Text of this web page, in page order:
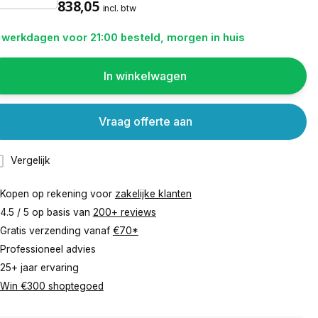
838,05 incl. btw
werkdagen voor 21:00 besteld, morgen in huis
In winkelwagen
Vergelijk
Vraag offerte aan
Kopen op rekening voor zakelijke klanten
4.5 / 5 op basis van 200+ reviews
Gratis verzending vanaf €70*
Professioneel advies
25+ jaar ervaring
Win €300 shoptegoed